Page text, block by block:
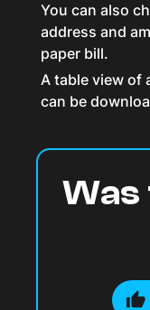
You can also
address and
paper bill.
A table view of
can be
Was